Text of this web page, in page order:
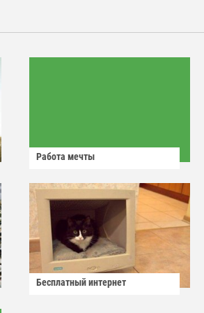
Работа мечты
Бесплатный интернет